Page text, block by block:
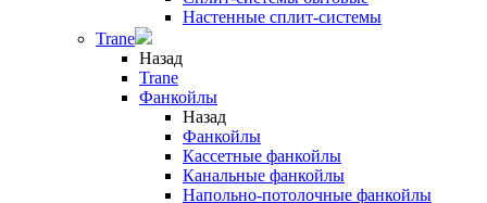
Настенные сплит-системы
Trane
Назад
Trane
Фанкойлы
Назад
Фанкойлы
Кассетные фанкойлы
Канальные фанкойлы
Напольно-потолочные фанкойлы